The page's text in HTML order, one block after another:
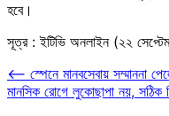
হবে।
সূত্র : ইটিভি অনলাইন (২২
Post
navigation
⟵ স্পেনে মানবসেবায় সম্মাননা
মানসিক রোগে লুকোছাপা নয়, সঠিক